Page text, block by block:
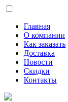
Главная
О компании
Как заказать
Доставка
Новости
Скидки
Контакты